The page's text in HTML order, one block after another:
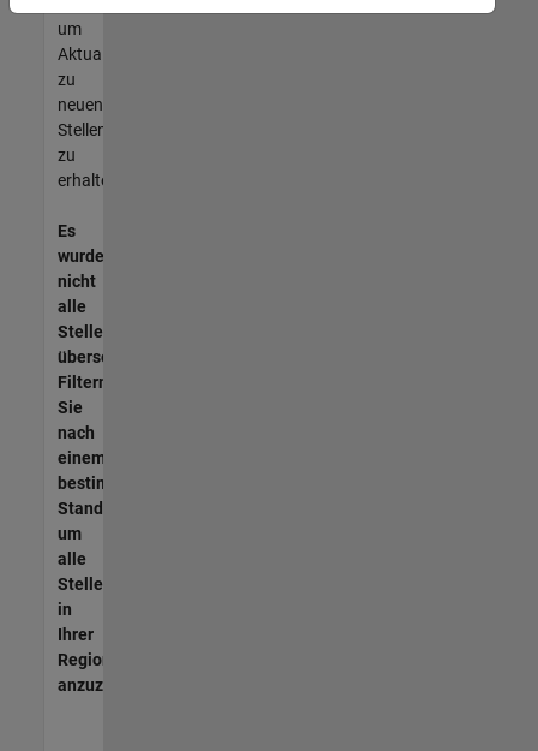
um
Aktualisierungen
zu
neuen
Stellenangeboten
zu
erhalten.
Es
wurden
nicht
alle
Stellen
übersetzt.
Filtern
Sie
nach
einem
bestimmten
Standort,
um
alle
Stellenangebote
in
Ihrer
Region
anzuzeigen.